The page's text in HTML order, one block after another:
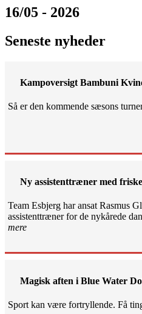
16/05 - 2026
Seneste nyheder
Kampoversigt Bambuni
Så er den kommende sæsons
Ny assistenttræner med
Team Esbjerg har ansat Rasmus
assistenttræner for de nykårede
mere
Magisk aften i Blue Water
Sport kan være fortryllende. Få